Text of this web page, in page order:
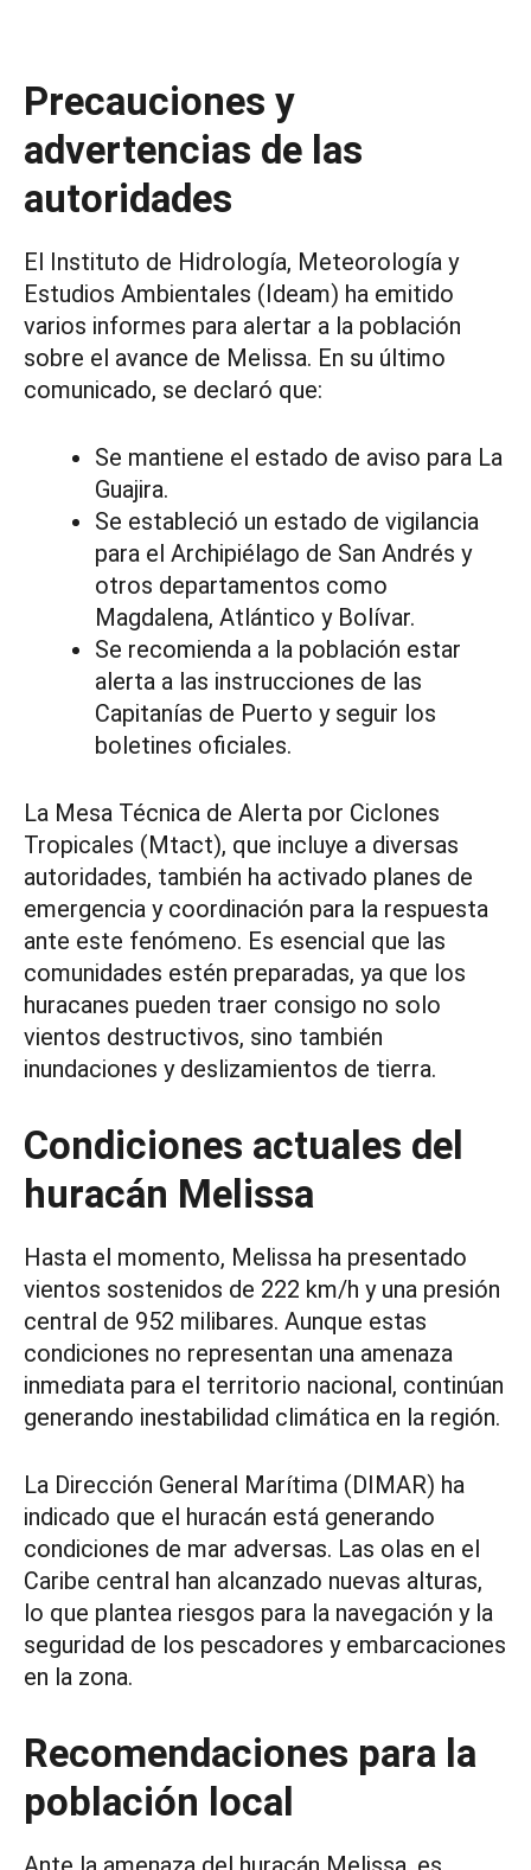
Precauciones y
advertencias de las
autoridades
El Instituto de Hidrología, Meteorología y
Estudios Ambientales (Ideam) ha emitido
varios informes para alertar a la población
sobre el avance de Melissa. En su último
comunicado, se declaró que:
Se mantiene el estado de aviso para La
Guajira.
Se estableció un estado de vigilancia
para el Archipiélago de San Andrés y
otros departamentos como
Magdalena, Atlántico y Bolívar.
Se recomienda a la población estar
alerta a las instrucciones de las
Capitanías de Puerto y seguir los
boletines oficiales.
La Mesa Técnica de Alerta por Ciclones
Tropicales (Mtact), que incluye a diversas
autoridades, también ha activado planes de
emergencia y coordinación para la respuesta
ante este fenómeno. Es esencial que las
comunidades estén preparadas, ya que los
huracanes pueden traer consigo no solo
vientos destructivos, sino también
inundaciones y deslizamientos de tierra.
Condiciones actuales del
huracán Melissa
Hasta el momento, Melissa ha presentado
vientos sostenidos de 222 km/h y una presión
central de 952 milibares. Aunque estas
condiciones no representan una amenaza
inmediata para el territorio nacional, continúan
generando inestabilidad climática en la región.
La Dirección General Marítima (DIMAR) ha
indicado que el huracán está generando
condiciones de mar adversas. Las olas en el
Caribe central han alcanzado nuevas alturas,
lo que plantea riesgos para la navegación y la
seguridad de los pescadores y embarcaciones
en la zona.
Recomendaciones para la
población local